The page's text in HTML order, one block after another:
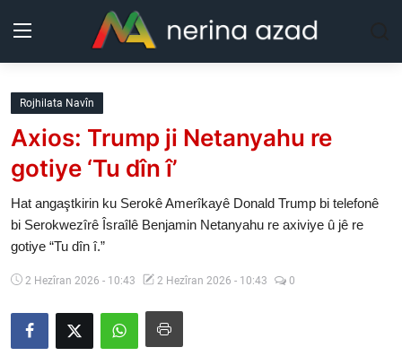
Kurdistan
Herêm
Rojev
Lêkolîn
Nerin
Rojhilata Navîn
Axios: Trump ji Netanyahu re
gotiye ‘Tu dîn î’
Hat angaştkirin ku Serokê Amerîkayê Donald Trump bi telefonê
bi Serokwezîrê Îsraîlê Benjamin Netanyahu re axiviye û jê re
gotiye “Tu dîn î.”
2 Hezîran 2026 - 10:43 2 Hezîran 2026 - 10:43 0